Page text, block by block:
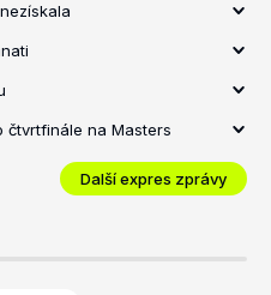
čtvrtfinále na Masters
Další expres zprávy